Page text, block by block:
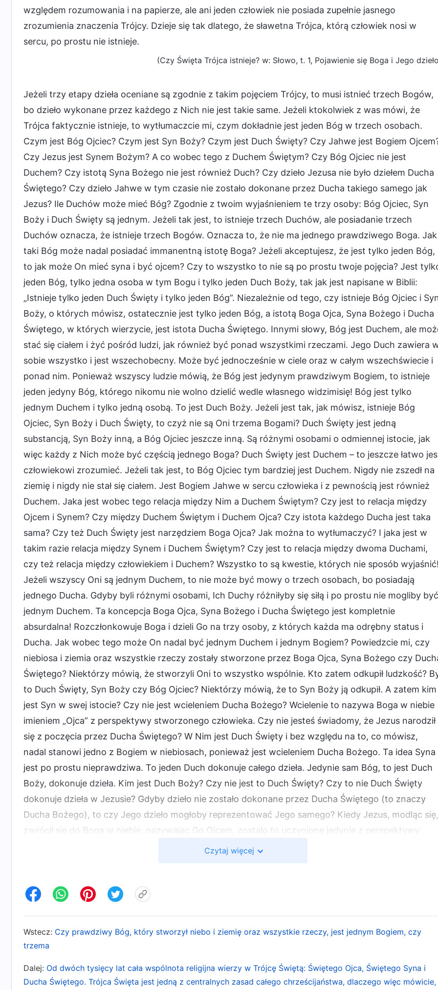
względem rozumowania i na papierze, ale ani jeden człowiek nie posiada zupełnie jasnego
zrozumienia znaczenia Trójcy. Dzieje się tak dlatego, że sławetna Trójca, którą człowiek nosi w
sercu, po prostu nie istnieje.
(Czy Święta Trójca istnieje? w: Słowo, t. 1, Pojawienie się Boga i Jego
Jeżeli trzy etapy dzieła oceniane są zgodnie z takim pojęciem Trójcy, to musi istnieć trzech Bogów,
bo dzieło wykonane przez każdego z Nich nie jest takie same. Jeżeli ktokolwiek z was mówi, że
Trójca faktycznie istnieje, to wytłumaczcie mi, czym dokładnie jest jeden Bóg w trzech osobach.
Czym jest Bóg Ojciec? Czym jest Syn Boży? Czym jest Duch Święty? Czy Jahwe jest Bogiem
Czy Jezus jest Synem Bożym? A co wobec tego z Duchem Świętym? Czy Bóg Ojciec nie jest
Duchem? Czy istotą Syna Bożego nie jest również Duch? Czy dzieło Jezusa nie było dziełem Ducha
Świętego? Czy dzieło Jahwe w tym czasie nie zostało dokonane przez Ducha takiego samego jak
Jezus? Ile Duchów może mieć Bóg? Zgodnie z twoim wyjaśnieniem te trzy osoby: Bóg Ojciec, Syn
Boży i Duch Święty są jednym. Jeżeli tak jest, to istnieje trzech Duchów, ale posiadanie trzech
Duchów oznacza, że istnieje trzech Bogów. Oznacza to, że nie ma jednego prawdziwego Boga. Jak
taki Bóg może nadal posiadać immanentną istotę Boga? Jeżeli akceptujesz, że jest tylko jeden Bóg,
to jak może On mieć syna i być ojcem? Czy to wszystko to nie są po prostu twoje pojęcia? Jest
jeden Bóg, tylko jedna osoba w tym Bogu i tylko jeden Duch Boży, tak jak jest napisane w Biblii:
„Istnieje tylko jeden Duch Święty i tylko jeden Bóg”. Niezależnie od tego, czy istnieje Bóg Ojciec i
Boży, o których mówisz, ostatecznie jest tylko jeden Bóg, a istotą Boga Ojca, Syna Bożego i Ducha
Świętego, w których wierzycie, jest istota Ducha Świętego. Innymi słowy, Bóg jest Duchem, ale
stać się ciałem i żyć pośród ludzi, jak również być ponad wszystkimi rzeczami. Jego Duch zawiera
sobie wszystko i jest wszechobecny. Może być jednocześnie w ciele oraz w całym wszechświecie i
ponad nim. Ponieważ wszyscy ludzie mówią, że Bóg jest jedynym prawdziwym Bogiem, to istnieje
jeden jedyny Bóg, którego nikomu nie wolno dzielić wedle własnego widzimisię! Bóg jest tylko
jednym Duchem i tylko jedną osobą. To jest Duch Boży. Jeżeli jest tak, jak mówisz, istnieje Bóg
Ojciec, Syn Boży i Duch Święty, to czyż nie są Oni trzema Bogami? Duch Święty jest jedną
substancją, Syn Boży inną, a Bóg Ojciec jeszcze inną. Są różnymi osobami o odmiennej istocie, jak
więc każdy z Nich może być częścią jednego Boga? Duch Święty jest Duchem – to jeszcze łatwo
człowiekowi zrozumieć. Jeżeli tak jest, to Bóg Ojciec tym bardziej jest Duchem. Nigdy nie zszedł na
ziemię i nigdy nie stał się ciałem. Jest Bogiem Jahwe w sercu człowieka i z pewnością jest również
Duchem. Jaka jest wobec tego relacja między Nim a Duchem Świętym? Czy jest to relacja między
Ojcem i Synem? Czy między Duchem Świętym i Duchem Ojca? Czy istota każdego Ducha jest taka
sama? Czy też Duch Święty jest narzędziem Boga Ojca? Jak można to wytłumaczyć? I jaka jest w
takim razie relacja między Synem i Duchem Świętym? Czy jest to relacja między dwoma Duchami,
czy też relacja między człowiekiem i Duchem? Wszystko to są kwestie, których nie sposób wyjaśnić!
Jeżeli wszyscy Oni są jednym Duchem, to nie może być mowy o trzech osobach, bo posiadają
jednego Ducha. Gdyby byli różnymi osobami, Ich Duchy różniłyby się siłą i po prostu nie mogliby być
jednym Duchem. Ta koncepcja Boga Ojca, Syna Bożego i Ducha Świętego jest kompletnie
absurdalna! Rozczłonkowuje Boga i dzieli Go na trzy osoby, z których każda ma odrębny status i
Ducha. Jak wobec tego może On nadal być jednym Duchem i jednym Bogiem? Powiedzcie mi, czy
niebiosa i ziemia oraz wszystkie rzeczy zostały stworzone przez Boga Ojca, Syna Bożego czy
Świętego? Niektórzy mówią, że stworzyli Oni to wszystko wspólnie. Kto zatem odkupił ludzkość?
to Duch Święty, Syn Boży czy Bóg Ojciec? Niektórzy mówią, że to Syn Boży ją odkupił. A zatem kim
jest Syn w swej istocie? Czy nie jest wcieleniem Ducha Bożego? Wcielenie to nazywa Boga w niebie
imieniem „Ojca” z perspektywy stworzonego człowieka. Czy nie jesteś świadomy, że Jezus narodził
się z poczęcia przez Ducha Świętego? W Nim jest Duch Święty i bez względu na to, co mówisz,
nadal stanowi jedno z Bogiem w niebiosach, ponieważ jest wcieleniem Ducha Bożego. Ta idea Syna
jest po prostu nieprawdziwa. To jeden Duch dokonuje całego dzieła. Jedynie sam Bóg, to jest Duch
Boży, dokonuje dzieła. Kim jest Duch Boży? Czy nie jest to Duch Święty? Czy to nie Duch Święty
dokonuje dzieła w Jezusie? Gdyby dzieło nie zostało dokonane przez Ducha Świętego (to znaczy
Ducha Bożego), to czy Jego dzieło mogłoby reprezentować Jego samego? Kiedy Jezus, modląc się,
zwrócił się do Boga w niebie, nazywając Go Ojcem, zostało to uczynione jedynie z perspektywy
stworzonego człowieka, tylko dlatego, że Duch Boży przybrał normalne i zwykłe ciało oraz posiadał
Człowieczym”, o którym mówili wszyscy ludzie, łącznie z samym Jezusem. Zważywszy na to, że jest
też Jezus, zwracając się do Boga w niebie „Ojcze”, nazywał go tym samym imieniem, jakim i wy Go
Modlitwę Pańską, której Jezus kazał wam się nauczyć na pamięć? „Ojcze nasz, któryś jest w
niebie…”. Wezwał wszystkich ludzi do tego, by Boga w niebie nazywali Ojcem. A ponieważ On sam
Czytaj więcej
Wstecz: Czy prawdziwy Bóg, który stworzył niebo i ziemię oraz wszystkie rzeczy, jest jednym Bogiem, czy
trzema
Dalej: Od dwóch tysięcy lat cała wspólnota religijna wierzy w Trójcę Świętą: Świętego Ojca, Świętego Syna i
Ducha Świętego. Trójca Święta jest jedną z centralnych zasad całego chrześcijaństwa, dlaczego więc mówicie,